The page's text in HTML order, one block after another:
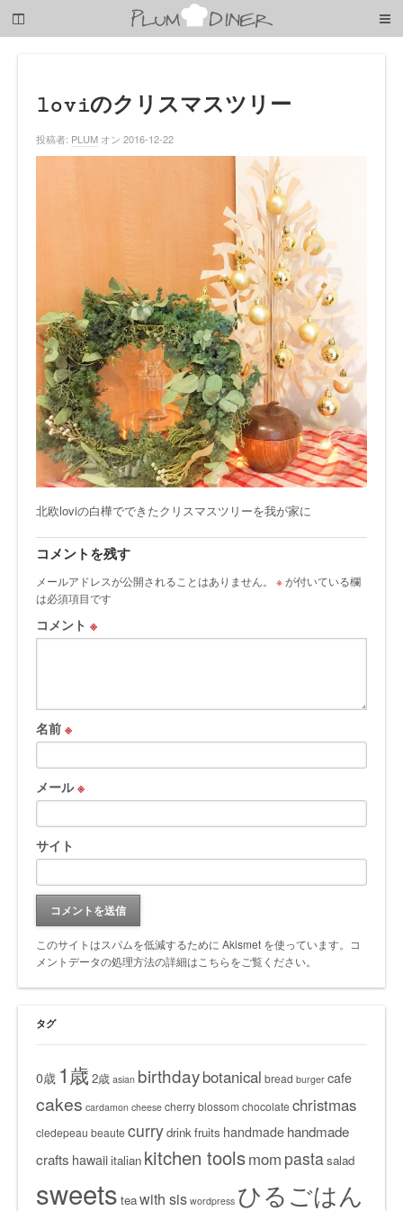
子
loviのクリスマスツリー
投稿者: PLUM オン 2016-12-22
北欧loviの白樺でできたクリスマスツリーを我が家に
コメントを残す
メールアドレスが公開されることはありません。 ※が付いている欄
は必須項目です
コメント ※
名前 ※
メール※
サイト
このサイトはスパムを低減するために Akismet を使っています。
コ
メントデータの処理方法の詳細はこちらをご覧ください。
タグ
0歳 1歳 2歳 asian birthdaybotanical bread burger cafe
cakes cardamon cheese cherry blossomchocolatechristmas
cledepeau beautecurrydrinkfruits handmade handmade
crafts hawaiiitalian kitchen toolsmom pastasalad
sweets teawith sis wordpress ひるごはん